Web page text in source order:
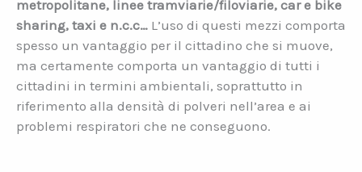
metropolitane, linee tramviarie/filoviarie, car e bike
sharing, taxi e n.c.c… L’uso di questi mezzi comporta
spesso un vantaggio per il cittadino che si muove,
ma certamente comporta un vantaggio di tutti i
cittadini in termini ambientali, soprattutto in
riferimento alla densità di polveri nell’area e ai
problemi respiratori che ne conseguono.